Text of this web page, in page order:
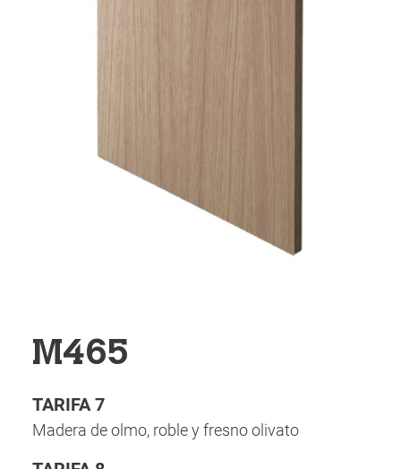
M465
TARIFA 7
Madera de olmo, roble y fresno olivato